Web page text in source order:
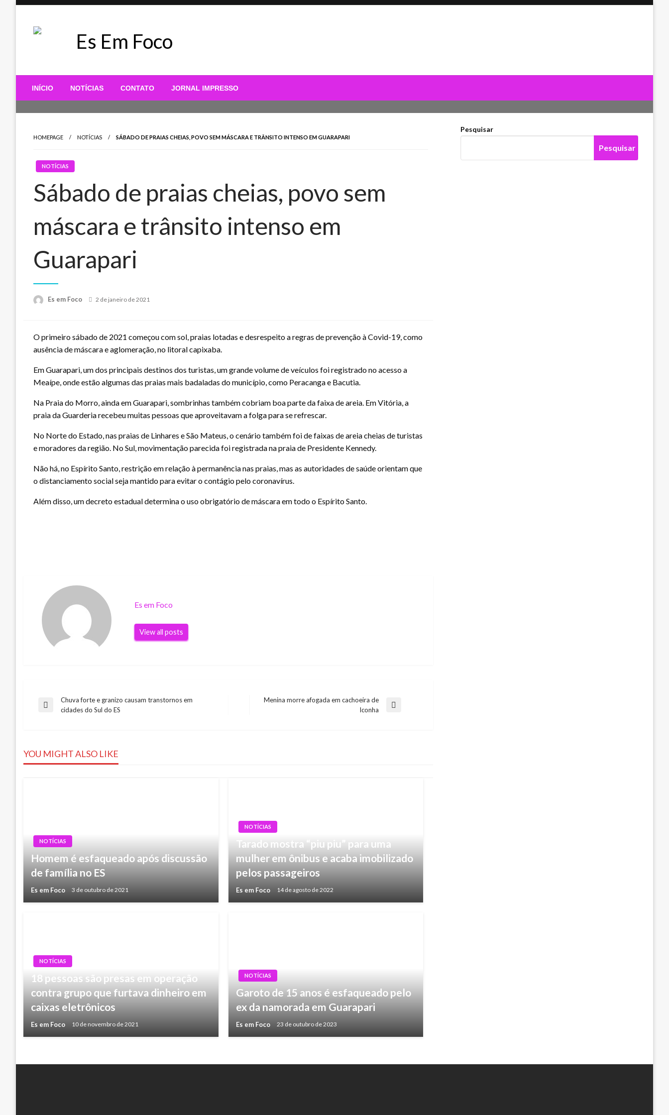
Es Em Foco
INÍCIO NOTÍCIAS CONTATO JORNAL IMPRESSO
HOMEPAGE NOTÍCIAS SÁBADO DE PRAIAS CHEIAS, POVO SEM MÁSCARA E TRÂNSITO INTENSO EM GUARAPARI
NOTÍCIAS
Sábado de praias cheias, povo sem
máscara e trânsito intenso em
Guarapari
Es em Foco
Posted
2 de janeiro de 2021
O primeiro sábado de 2021 começou com sol, praias lotadas e desrespeito a regras de prevenção à Covid-19, como
ausência de máscara e aglomeração, no litoral capixaba.
Em Guarapari, um dos principais destinos dos turistas, um grande volume de veículos foi registrado no acesso a
Meaípe, onde estão algumas das praias mais badaladas do município, como Peracanga e Bacutia.
Na Praia do Morro, ainda em Guarapari, sombrinhas também cobriam boa parte da faixa de areia. Em Vitória, a
praia da Guarderia recebeu muitas pessoas que aproveitavam a folga para se refrescar.
No Norte do Estado, nas praias de Linhares e São Mateus, o cenário também foi de faixas de areia cheias de turistas
e moradores da região. No Sul, movimentação parecida foi registrada na praia de Presidente Kennedy.
Não há, no Espírito Santo, restrição em relação à permanência nas praias, mas as autoridades de saúde orientam que
o distanciamento social seja mantido para evitar o contágio pelo coronavírus.
Além disso, um decreto estadual determina o uso obrigatório de máscara em todo o Espírito Santo.
Es em Foco
View all posts
Navegação
Post
Previous
Chuva forte e granizo causam transtornos em
cidades do Sul do ES
Menina morre afogada em cachoeira de
Iconha
YOU MIGHT ALSO LIKE
NOTÍCIAS
Homem é esfaqueado após discussão
de família no ES
Es em Foco 3 de outubro de 2021
NOTÍCIAS
Tarado mostra “piu piu” para uma
mulher em ônibus e acaba imobilizado
pelos passageiros
Es em Foco 14 de agosto de 2022
NOTÍCIAS
18 pessoas são presas em operação
contra grupo que furtava dinheiro em
caixas eletrônicos
Es em Foco 10 de novembro de 2021
NOTÍCIAS
Garoto de 15 anos é esfaqueado pelo
ex da namorada em Guarapari
Es em Foco 23 de outubro de 2023
Pesquisar
Pesquisar